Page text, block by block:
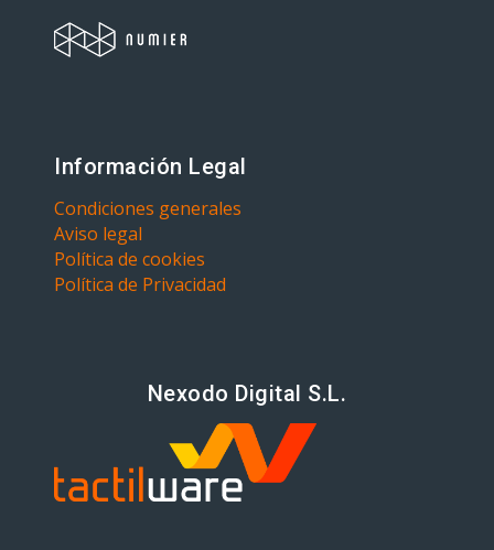
Información Legal
Condiciones generales
Aviso legal
Política de cookies
Política de Privacidad
Nexodo Digital S.L.